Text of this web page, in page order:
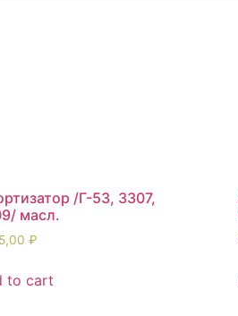
/Г-53, 3307,
масл.
₽
to cart